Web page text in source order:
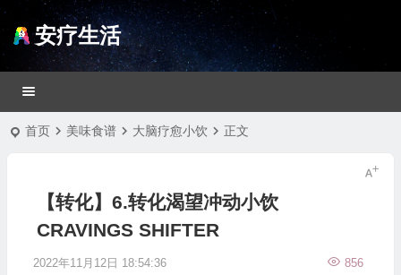
安疗生活
首页 美味食谱 大脑疗愈小饮 正文
【转化】6.转化渴望冲动小饮
CRAVINGS SHIFTER
2022年11月12日 18:54:36 856